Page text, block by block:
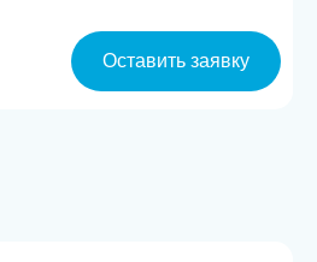
Оставить заявку